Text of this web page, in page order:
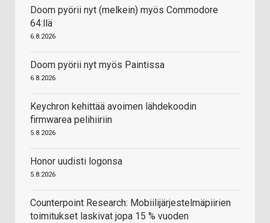
Doom pyörii nyt (melkein) myös Commodore
64:llä
6.8.2026
Doom pyörii nyt myös Paintissa
6.8.2026
Keychron kehittää avoimen lähdekoodin
firmwarea pelihiiriin
5.8.2026
Honor uudisti logonsa
5.8.2026
Counterpoint Research: Mobiilijärjestelmäpiirien
toimitukset laskivat jopa 15 % vuoden